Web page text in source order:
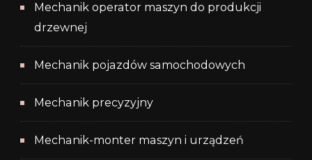
Mechanik operator maszyn do produkcji
drzewnej
Mechanik pojazdów samochodowych
Mechanik precyzyjny
Mechanik-monter maszyn i urządzeń